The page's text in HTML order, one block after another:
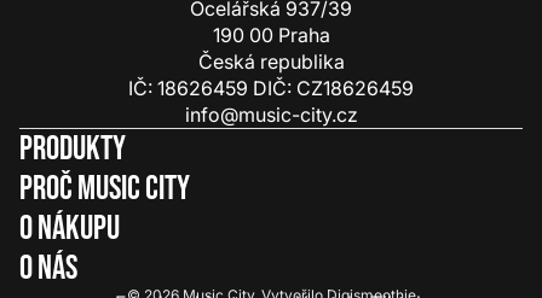
Ocelářská 937/39
190 00 Praha
Česká republika
IČ: 18626459 DIČ: CZ18626459
info@music-city.cz
Produkty
Proč Music City
O nákupu
O nás